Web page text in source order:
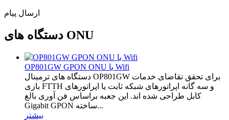
ارسال پیام
دستگاه های ONU
OP801GW GPON ONU با Wifi
دستگاه های ترمینال OP801GW برای تحقق تقاضای خدمات
بازی FTTH و سه گانه اپراتورهای شبکه ثابت یا اپراتورهای
کابل طراحی شده اند. این جعبه براساس فن آوری بالغ
Gigabit GPON ساخته...
بیشتر